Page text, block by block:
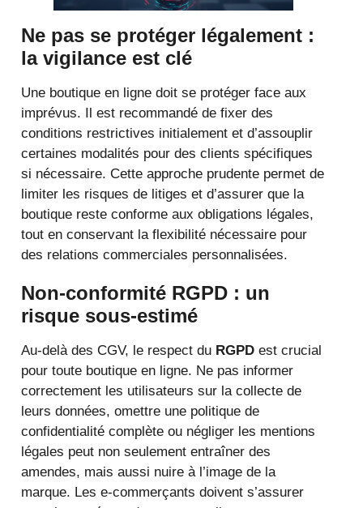
Ne pas se protéger légalement :
la vigilance est clé
Une boutique en ligne doit se protéger face aux
imprévus. Il est recommandé de fixer des
conditions restrictives initialement et d’assouplir
certaines modalités pour des clients spécifiques
si nécessaire. Cette approche prudente permet de
limiter les risques de litiges et d’assurer que la
boutique reste conforme aux obligations légales,
tout en conservant la flexibilité nécessaire pour
des relations commerciales personnalisées.
Non-conformité RGPD : un
risque sous-estimé
Au-delà des CGV, le respect du RGPD est crucial
pour toute boutique en ligne. Ne pas informer
correctement les utilisateurs sur la collecte de
leurs données, omettre une politique de
confidentialité complète ou négliger les mentions
légales peut non seulement entraîner des
amendes, mais aussi nuire à l’image de la
marque. Les e-commerçants doivent s’assurer